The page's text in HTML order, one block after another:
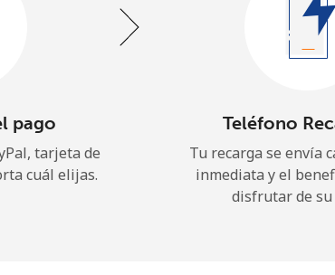
pago
tarjeta de
cuál elijas.
Teléfono
Tu recarga se envía
inmediata y el
disfrutar de su